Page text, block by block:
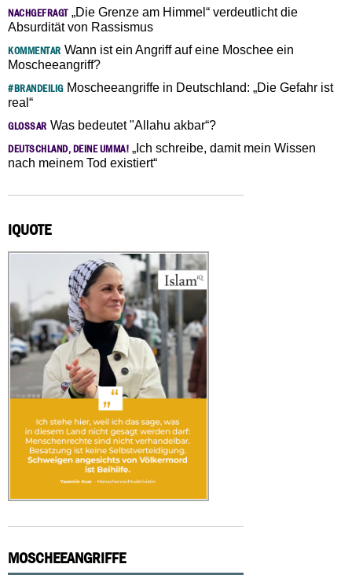
NACHGEFRAGT„Die Grenze am Himmel“ verdeutlicht die
Absurdität von Rassismus
KOMMENTAR Wann ist ein Angriff auf eine Moschee ein
Moscheeangriff?
#BRANDEILIGMoscheeangriffe in Deutschland: „Die Gefahr ist
real“
GLOSSAR Was bedeutet "Allahu akbar“?
DEUTSCHLAND, DEINE UMMA! „Ich schreibe, damit mein Wissen
nach meinem Tod existiert“
IQUOTE
MOSCHEEANGRIFFE